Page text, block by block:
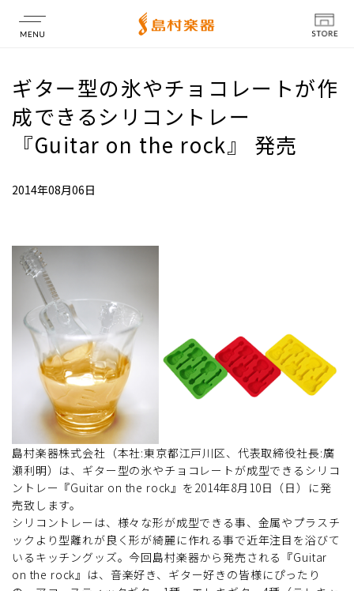
店舗情報
ギター型の氷やチョコレートが作
成できるシリコントレー
『Guitar on the rock』 発売
2014年08月06日
島村楽器株式会社（本社:東京都江戸川区、代表取締役社長:廣
瀬利明）は、ギター型の氷やチョコレートが成型できるシリコ
ントレー『Guitar on the rock』を2014年8月10日（日）に発
売致します。
シリコントレーは、様々な形が成型できる事、金属やプラスチ
ックより型離れが良く形が綺麗に作れる事で近年注目を浴びて
いるキッチングッズ。今回島村楽器から発売される『Guitar
on the rock』は、音楽好き、ギター好きの皆様にぴったり